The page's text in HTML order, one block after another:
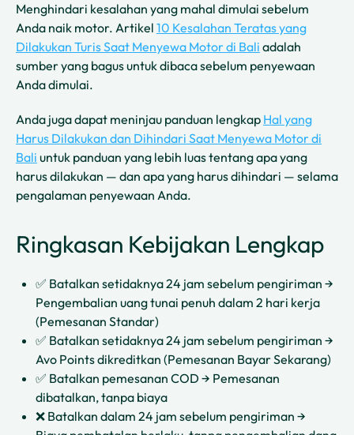
Menghindari kesalahan yang mahal dimulai sebelum
Anda naik motor. Artikel 10 Kesalahan Teratas yang
Dilakukan Turis Saat Menyewa Motor di Bali adalah
sumber yang bagus untuk dibaca sebelum penyewaan
Anda dimulai.
Anda juga dapat meninjau panduan lengkap Hal yang
Harus Dilakukan dan Dihindari Saat Menyewa Motor di
Bali untuk panduan yang lebih luas tentang apa yang
harus dilakukan — dan apa yang harus dihindari — selama
pengalaman penyewaan Anda.
Ringkasan Kebijakan Lengkap
✅ Batalkan setidaknya 24 jam sebelum pengiriman →
Pengembalian uang tunai penuh dalam 2 hari kerja
(Pemesanan Standar)
✅ Batalkan setidaknya 24 jam sebelum pengiriman →
Avo Points dikreditkan (Pemesanan Bayar Sekarang)
✅ Batalkan pemesanan COD → Pemesanan
dibatalkan, tanpa biaya
❌ Batalkan dalam 24 jam sebelum pengiriman →